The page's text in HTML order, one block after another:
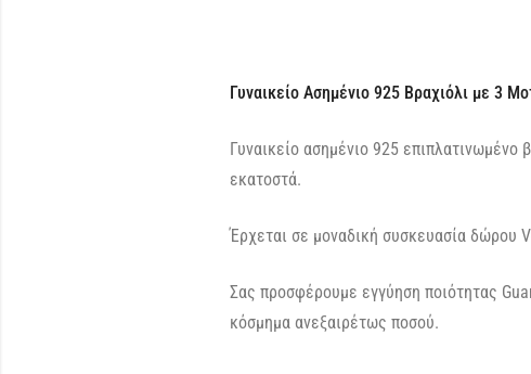
Γυναικείο Ασημένιο 925 Βραχιόλι με 3
Γυναικείο ασημένιο 925
εκατοστά.
Έρχεται σε μοναδική συσκευασία δώρου
Σας προσφέρουμε εγγύηση ποιότητας
κόσμημα ανεξαιρέτως ποσού.